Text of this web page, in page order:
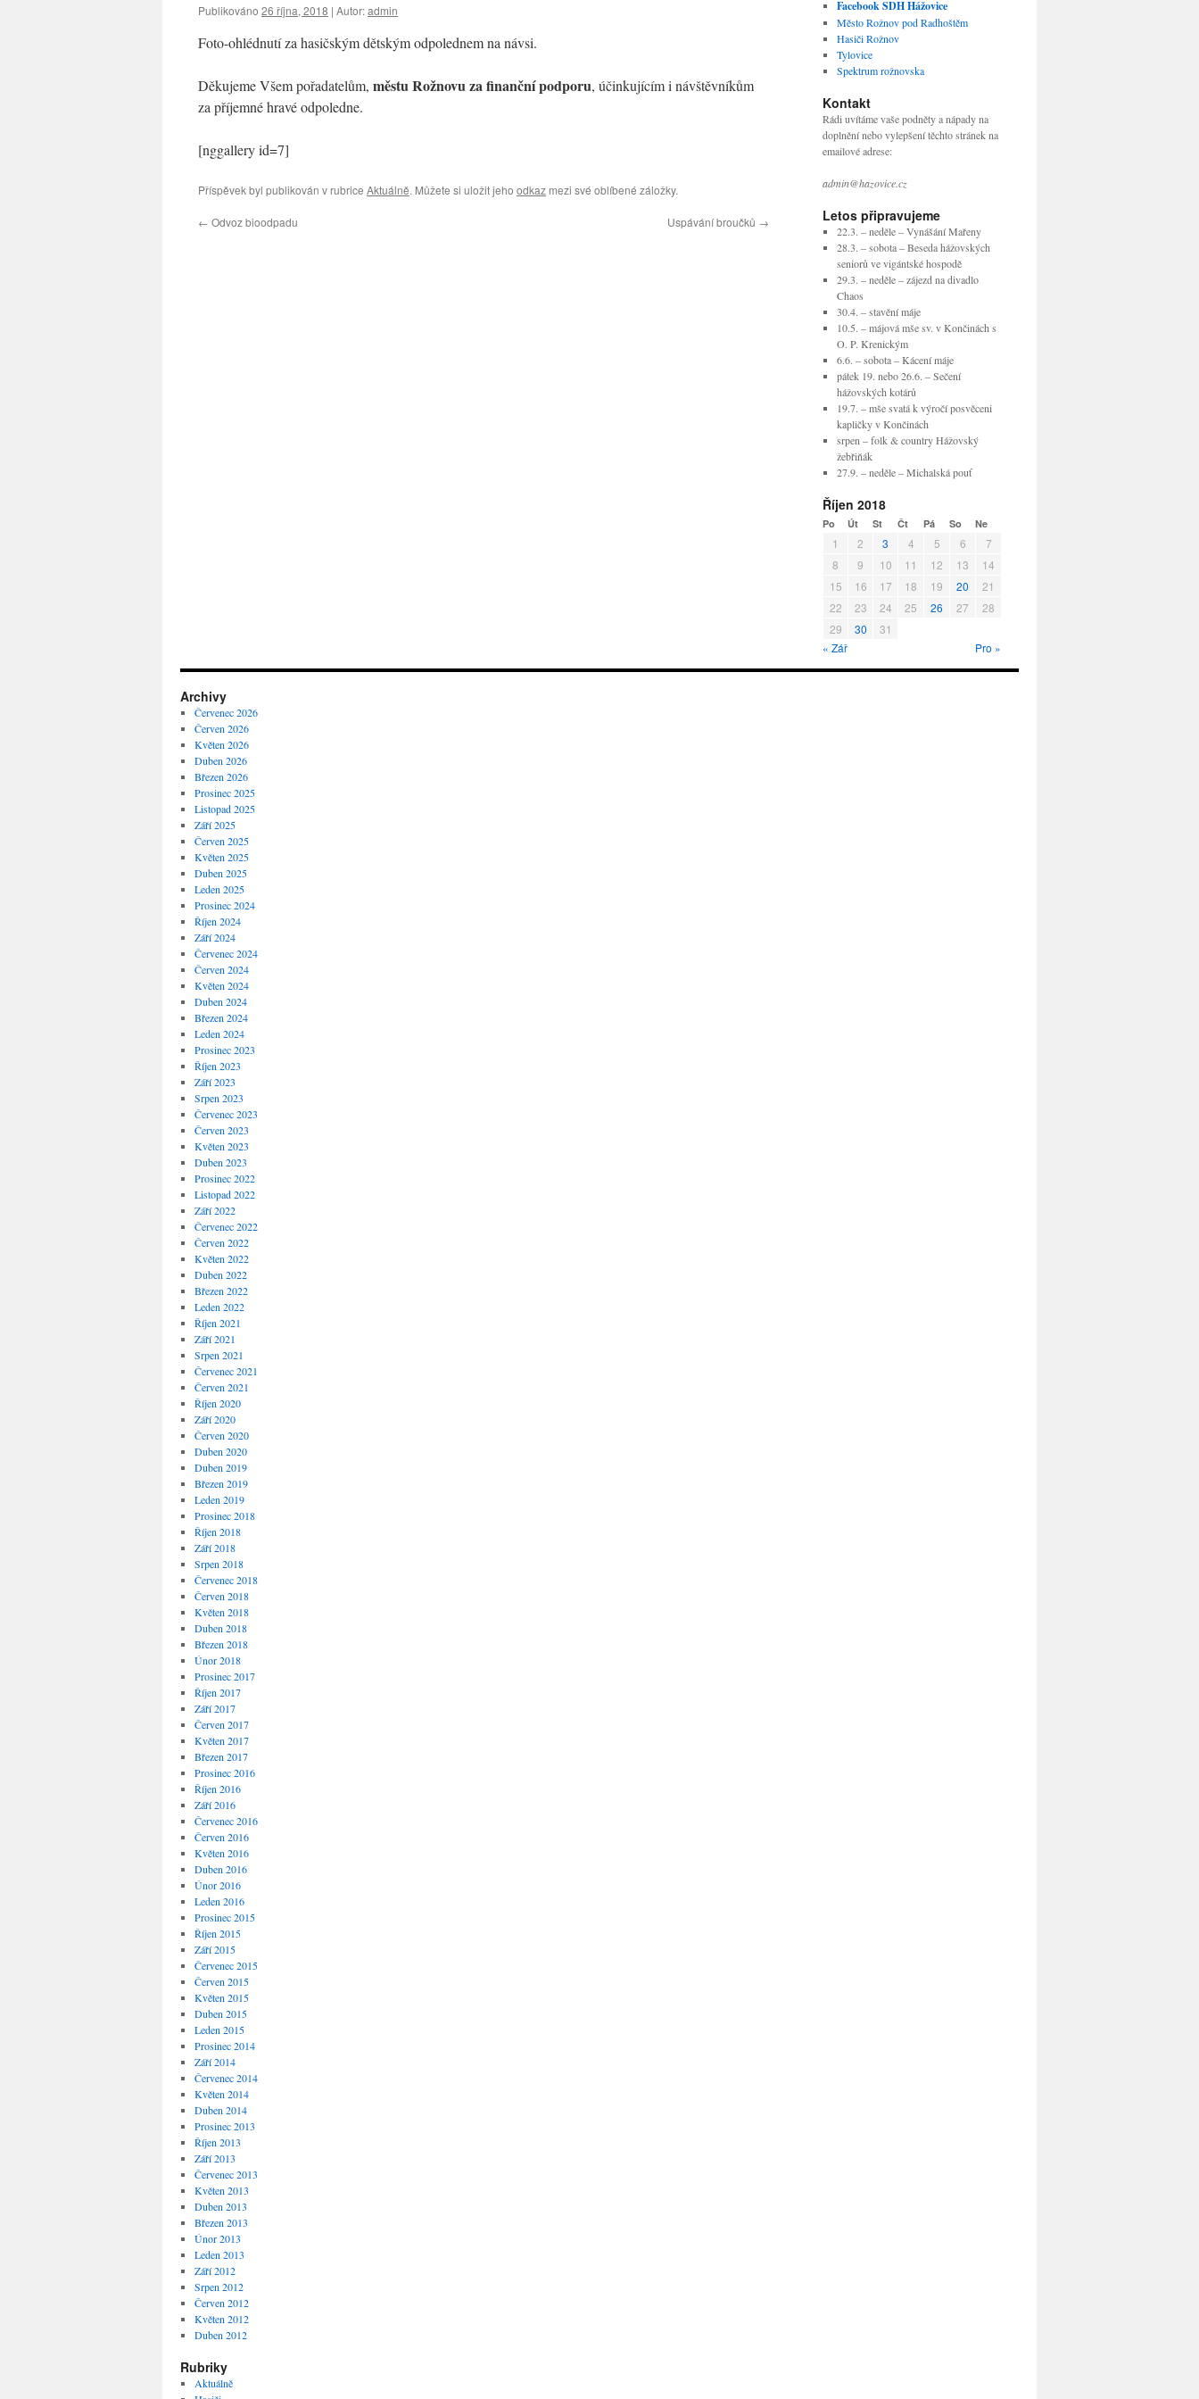
Publikováno 26 října, 2018 | Autor:admin
Foto-ohlédnutí za hasičským dětským odpolednem na návsi.
Děkujeme Všem pořadatelům, městu Rožnovu za finanční podporu, účinkujícím i návštěvníkům
za příjemné hravé odpoledne.
[nggallery id=7]
Příspěvek byl publikován v rubrice Aktuálně. Můžete si uložit jeho odkaz mezi své oblíbené záložky.
← Odvoz bioodpadu Uspávání broučků →
Facebook SDH Hážovice
Město Rožnov pod Radhoštěm
Hasiči Rožnov
Tylovice
Spektrum rožnovska
Kontakt
Rádi uvítáme vaše podněty a nápady na
doplnění nebo vylepšení těchto stránek na
emailové adrese:
admin@hazovice.cz
Letos připravujeme
22.3. – neděle – Vynášání Mařeny
28.3. – sobota – Beseda hážovských
seniorů ve vigántské hospodě
29.3. – neděle – zájezd na divadlo
Chaos
30.4. – stavění máje
10.5. – májová mše sv. v Končinách s
O. P. Krenickým
6.6. – sobota – Kácení máje
pátek 19. nebo 26.6. – Sečení
hážovských kotárů
19.7. – mše svatá k výročí posvěceni
kapličky v Končinách
srpen – folk & country Hážovský
žebřiňák
27.9. – neděle – Michalská pouť
Říjen 2018
Po Út St Čt Pá So Ne
1 2 3 4 5 6
7
8
9 10 11 12 13
14
15
16 17 18 19 20
21
22
23 24 25 26 27
28
29
30
31
« Zář
Pro »
Archivy
Červenec 2026
Červen 2026
Květen 2026
Duben 2026
Březen 2026
Prosinec 2025
Listopad 2025
Září 2025
Červen 2025
Květen 2025
Duben 2025
Leden 2025
Prosinec 2024
Říjen 2024
Září 2024
Červenec 2024
Červen 2024
Květen 2024
Duben 2024
Březen 2024
Leden 2024
Prosinec 2023
Říjen 2023
Září 2023
Srpen 2023
Červenec 2023
Červen 2023
Květen 2023
Duben 2023
Prosinec 2022
Listopad 2022
Září 2022
Červenec 2022
Červen 2022
Květen 2022
Duben 2022
Březen 2022
Leden 2022
Říjen 2021
Září 2021
Srpen 2021
Červenec 2021
Červen 2021
Říjen 2020
Září 2020
Červen 2020
Duben 2020
Duben 2019
Březen 2019
Leden 2019
Prosinec 2018
Říjen 2018
Září 2018
Srpen 2018
Červenec 2018
Červen 2018
Květen 2018
Duben 2018
Březen 2018
Únor 2018
Prosinec 2017
Říjen 2017
Září 2017
Červen 2017
Květen 2017
Březen 2017
Prosinec 2016
Říjen 2016
Září 2016
Červenec 2016
Červen 2016
Květen 2016
Duben 2016
Únor 2016
Leden 2016
Prosinec 2015
Říjen 2015
Září 2015
Červenec 2015
Červen 2015
Květen 2015
Duben 2015
Leden 2015
Prosinec 2014
Září 2014
Červenec 2014
Květen 2014
Duben 2014
Prosinec 2013
Říjen 2013
Září 2013
Červenec 2013
Květen 2013
Duben 2013
Březen 2013
Únor 2013
Leden 2013
Září 2012
Srpen 2012
Červen 2012
Květen 2012
Duben 2012
Rubriky
Aktuálně